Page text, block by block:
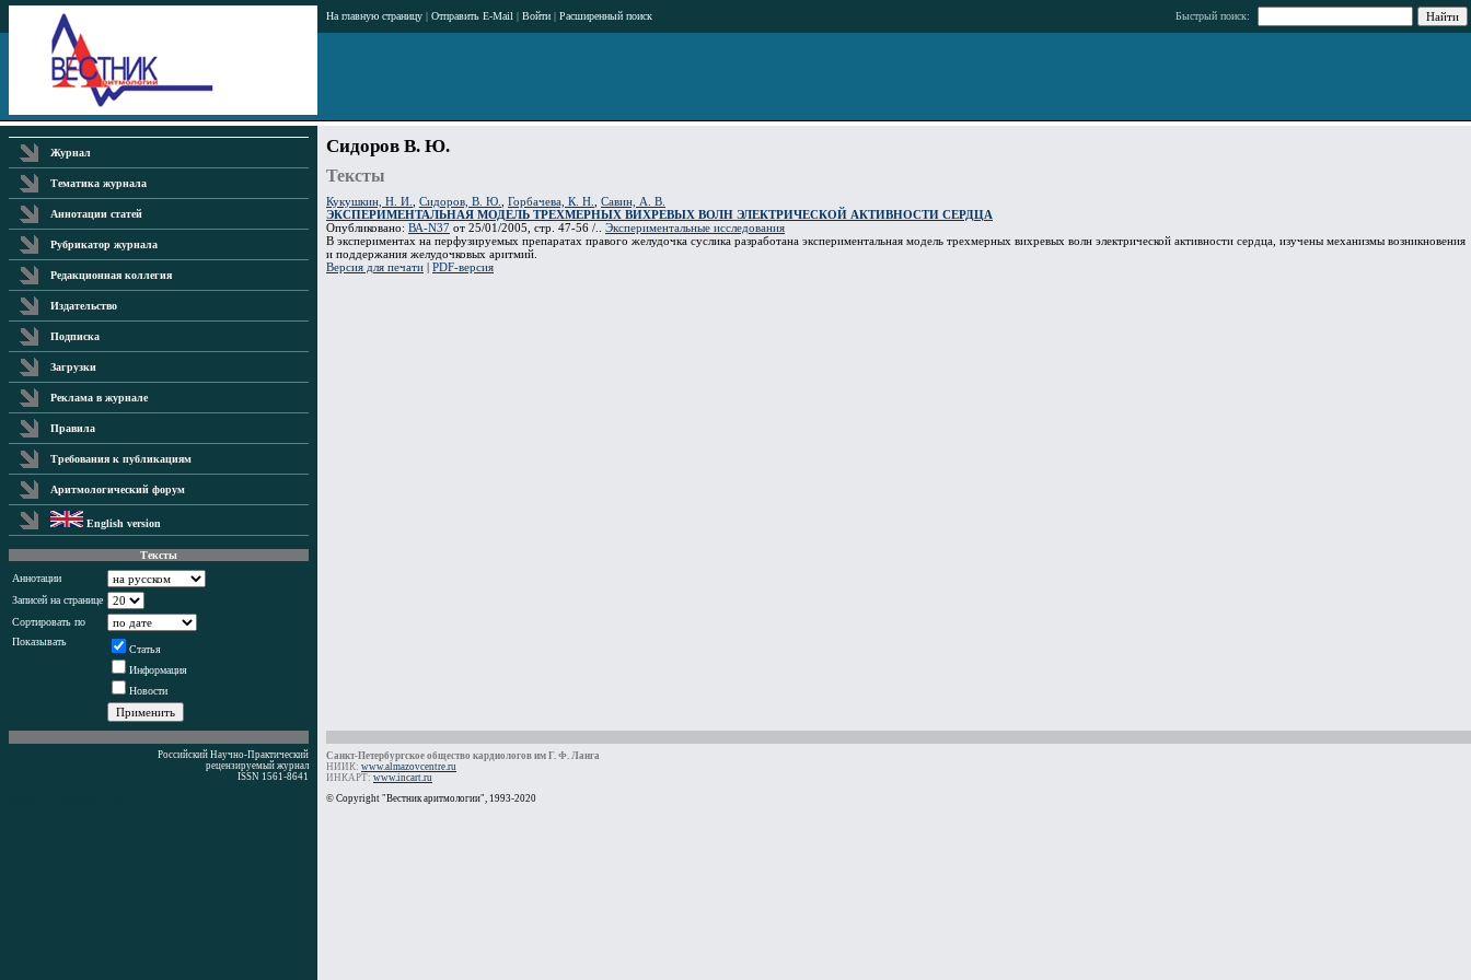
На главную страницу | Отправить E-Mail | Войти | Расширенный поиск Быстрый поиск:
Журнал
Тематика журнала
Аннотации статей
Рубрикатор журнала
Редакционная коллегия
Издательство
Подписка
Загрузки
Реклама в журнале
Правила
Требования к публикациям
Аритмологический форум
English version
Тексты
Аннотации
Записей на странице
Сортировать по
Показывать
Статья
Информация
Новости
Сидоров В. Ю.
Тексты
Кукушкин, Н. И. Сидоров, В. Ю. Горбачева, К. Н.
Савин, А. В.
ЭКСПЕРИМЕНТАЛЬНАЯ МОДЕЛЬ ТРЕХМЕРНЫХ ВИХРЕВЫХ ВОЛН ЭЛЕКТРИЧЕСКОЙ АКТИВНОСТИ СЕРДЦА
Опубликовано: ВА-N37 от 25/01/2005, стр. 47-56 /.. Экспериментальные исследования
В экспериментах на перфузируемых препаратах правого желудочка суслика разработана экспериментальная модель трехмерных вихревых волн электрической активности сердца, изучены механизмы возникновения
и поддержания желудочковых аритмий.
Версия для печати | PDF-версия
Российский Научно-Практический
рецензируемый журнал
ISSN 1561-8641
Санкт-Петербургское общество кардиологов им Г. Ф. Ланга
НИИК: www.almazovcentre.ru
ИНКАРТ: www.incart.ru
© Copyright "Вестник аритмологии", 1993-2020